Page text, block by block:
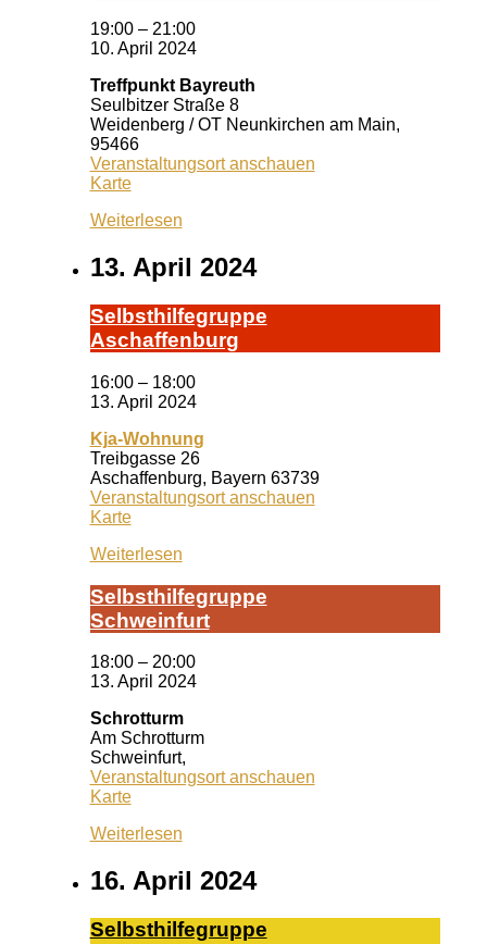
19:00 – 21:00
10. April 2024
Treffpunkt Bayreuth
Seulbitzer Straße 8
Weidenberg / OT Neunkirchen am Main,
95466
Veranstaltungsort anschauen
KarteTreffpunkt
Weiterlesen
13. April 2024
Selbst­hil­fe­grup­pe
A­schaf­fen­burg
16:00 – 18:00
13. April 2024
Kja-Wohnung
Treibgasse 26
Aschaffenburg, Bayern 63739
Veranstaltungsort anschauen
KarteKja-
Weiterlesen
Selbst­hil­fe­grup­pe
Schwein­furt
18:00 – 20:00
13. April 2024
Schrotturm
Am Schrotturm
Schweinfurt,
Veranstaltungsort anschauen
KarteSchrotturm
Weiterlesen
16. April 2024
Selbst­hil­fe­grup­pe